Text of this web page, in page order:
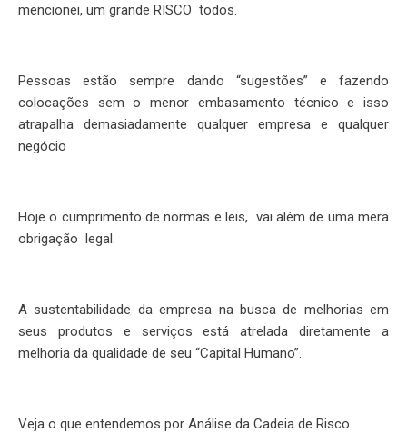
mencionei, um grande RISCO todos.
Pessoas estão sempre dando “sugestões” e fazendo
colocações sem o menor embasamento técnico e isso
atrapalha demasiadamente qualquer empresa e qualquer
negócio
Hoje o cumprimento de normas e leis, vai além de uma mera
obrigação legal.
A sustentabilidade da empresa na busca de melhorias em
seus produtos e serviços está atrelada diretamente a
melhoria da qualidade de seu “Capital Humano”.
Veja o que entendemos por Análise da Cadeia de Risco .